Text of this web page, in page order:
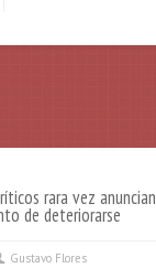
rara vez anuncian
de deteriorarse
Gustavo Flores